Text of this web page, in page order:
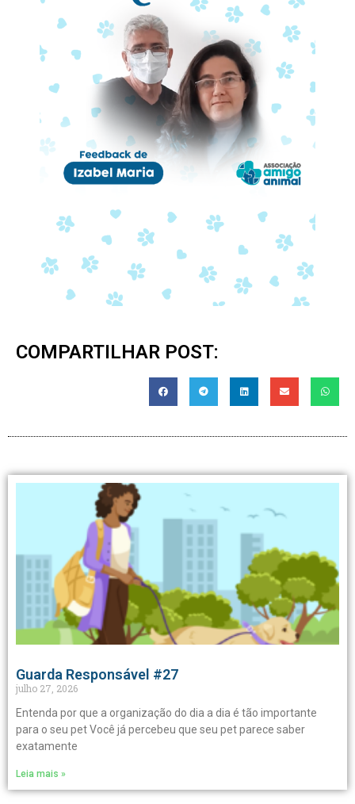
COMPARTILHAR POST:
Guarda Responsável #27
julho 27, 2026
Entenda por que a organização do dia a dia é tão importante
para o seu pet Você já percebeu que seu pet parece saber
exatamente
Leia mais »